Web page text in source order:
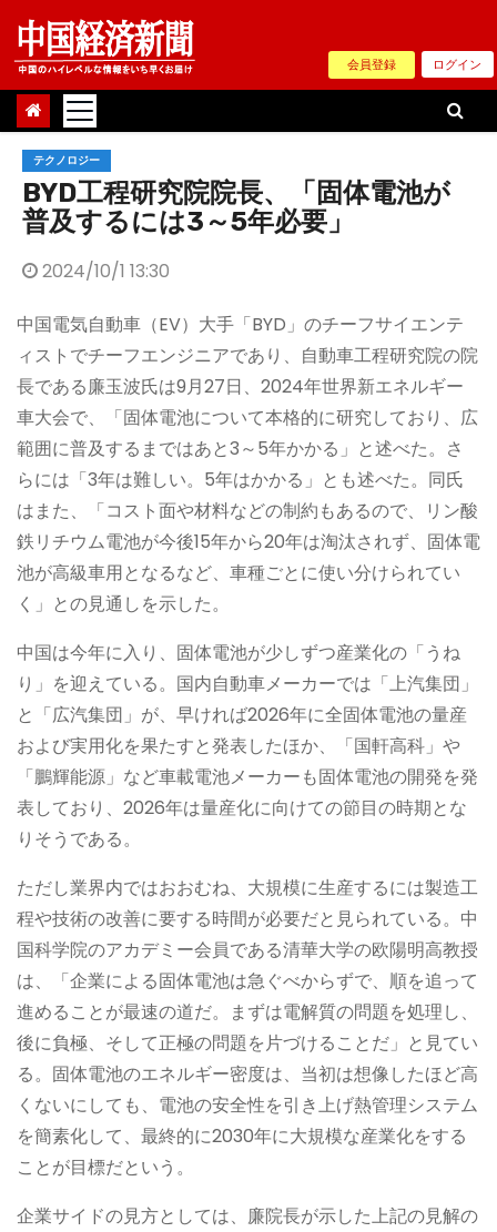
Skip
content
会員登録 ログイン
テクノロジー
BYD工程研究院院長、「固体電池が
普及するには3～5年必要」
2024/10/1 13:30
中国電気自動車（EV）大手「BYD」のチーフサイエンテ
ィストでチーフエンジニアであり、自動車工程研究院の院
長である廉玉波氏は9月27日、2024年世界新エネルギー
車大会で、「固体電池について本格的に研究しており、広
範囲に普及するまではあと3～5年かかる」と述べた。さ
らには「3年は難しい。5年はかかる」とも述べた。同氏
はまた、「コスト面や材料などの制約もあるので、リン酸
鉄リチウム電池が今後15年から20年は淘汰されず、固体電
池が高級車用となるなど、車種ごとに使い分けられてい
く」との見通しを示した。
中国は今年に入り、固体電池が少しずつ産業化の「うね
り」を迎えている。国内自動車メーカーでは「上汽集団」
と「広汽集団」が、早ければ2026年に全固体電池の量産
および実用化を果たすと発表したほか、「国軒高科」や
「鵬輝能源」など車載電池メーカーも固体電池の開発を発
表しており、2026年は量産化に向けての節目の時期とな
りそうである。
ただし業界内ではおおむね、大規模に生産するには製造工
程や技術の改善に要する時間が必要だと見られている。中
国科学院のアカデミー会員である清華大学の欧陽明高教授
は、「企業による固体電池は急ぐべからずで、順を追って
進めることが最速の道だ。まずは電解質の問題を処理し、
後に負極、そして正極の問題を片づけることだ」と見てい
る。固体電池のエネルギー密度は、当初は想像したほど高
くないにしても、電池の安全性を引き上げ熱管理システム
を簡素化して、最終的に2030年に大規模な産業化をする
ことが目標だという。
企業サイドの見方としては、廉院長が示した上記の見解の